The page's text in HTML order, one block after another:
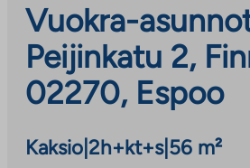
Vuokra-
Peijinkatu 2,
02270, Espoo
Kaksio 2h+kt+s| 56 m²